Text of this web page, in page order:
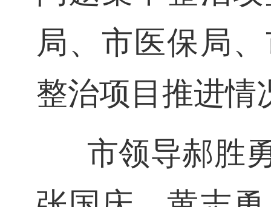
局、市医保局
整治项目推进情
市领导郝胜